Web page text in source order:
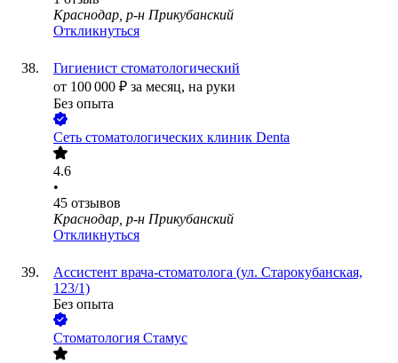
Краснодар, р-н Прикубанский
Откликнуться
Гигиенист стоматологический
от 100 000 ₽ за месяц, на руки
Без опыта
Сеть стоматологических клиник Denta
4.6
•
45 отзывов
Краснодар, р-н Прикубанский
Откликнуться
Ассистент врача-стоматолога (ул. Старокубанская,
123/1)
Без опыта
Стоматология Стамус